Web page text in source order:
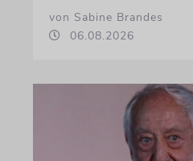
von Sabine Brandes
06.08.2026